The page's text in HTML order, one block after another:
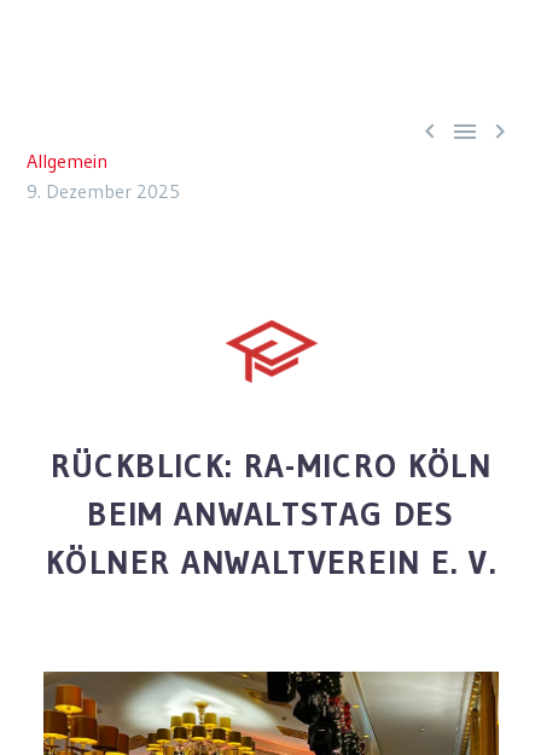
  
Allgemein
9. Dezember 2025
RÜCKBLICK: RA-MICRO KÖLN
BEIM ANWALTSTAG DES
KÖLNER ANWALTVEREIN E. V.